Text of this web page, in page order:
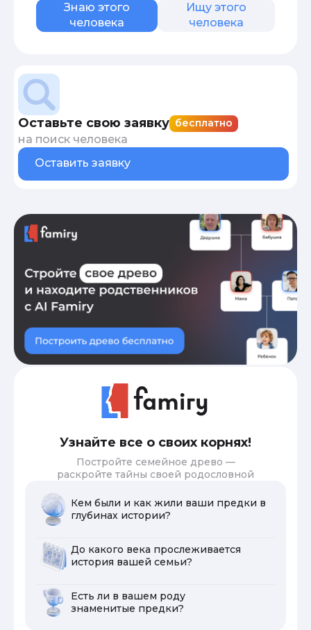
Знаю этого
человека
Ищу этого
человека
Оставьте свою заявку бесплатно
на поиск человека
Оставить заявку
Узнайте все о своих корнях!
Постройте семейное древо —
раскройте тайны своей родословной
Кем были и как жили ваши предки в
глубинах истории?
До какого века прослеживается
история вашей семьи?
Есть ли в вашем роду
знаменитые предки?